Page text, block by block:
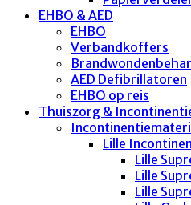
EHBO & AED
EHBO
Verbandkoffers
AED Defibrillatoren
EHBO op reis
Thuiszorg &
Lille
Lille
Lille
Lille